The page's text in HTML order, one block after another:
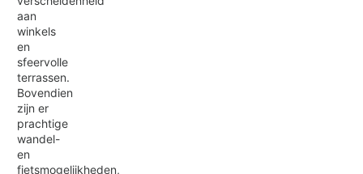
aan
winkels
en
sfeervolle
terrassen.
Bovendien
zijn er
prachtige
wandel-
en
fietsmogelijkheden,